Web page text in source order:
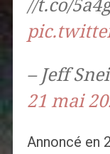
//t.co/
– Jeff
21 mai
Annoncé en